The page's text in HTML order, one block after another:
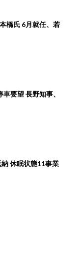
橋氏 6月就任、若
要望 長野知事、
休眠状態11事業